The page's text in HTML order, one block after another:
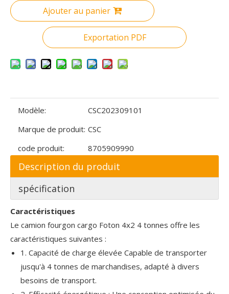
Ajouter au panier
Exportation PDF
Modèle:
CSC202309101
Marque de produit: CSC
code produit:
8705909990
Description du produit
spécification
Caractéristiques
Le camion fourgon cargo Foton 4x2 4 tonnes offre les
caractéristiques suivantes :
1. Capacité de charge élevée Capable de transporter
jusqu'à 4 tonnes de marchandises, adapté à divers
besoins de transport.